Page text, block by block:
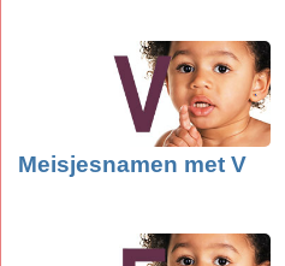
Meisjesnamen met V